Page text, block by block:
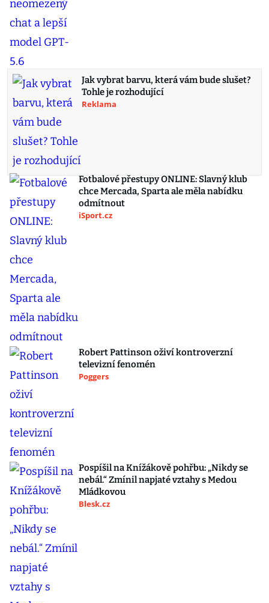
Jak vybrat barvu, která vám bude slušet?
Tohle je rozhodující
Reklama
Fotbalové přestupy ONLINE: Slavný klub
chce Mercada, Sparta ale měla nabídku
odmítnout
iSport.cz
Robert Pattinson oživí kontroverzní
televizní fenomén
Poggers
Pospíšil na Knížákově pohřbu: „Nikdy se
nebál.“ Zmínil napjaté vztahy s Medou
Mládkovou
Blesk.cz